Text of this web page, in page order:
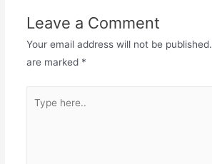
Leave a Comment
Your email address will not be published.
are marked *
here..